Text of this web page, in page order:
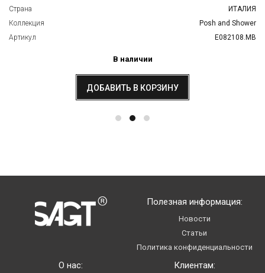
Страна
ИТАЛИЯ
Коллекция
Posh and Shower
Артикул
E082108.MB
В наличии
ДОБАВИТЬ В КОРЗИНУ
О нас: Клиентам:
Полезная информация:
Новости
Статьи
Политика конфиденциальности